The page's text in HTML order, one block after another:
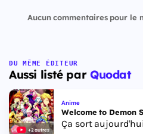
Aucun commentaires pour le
DU MÊME ÉDITEUR
Aussi listé par Quodat
+2 autres
Anime
Welcome to Demon
Ça sort